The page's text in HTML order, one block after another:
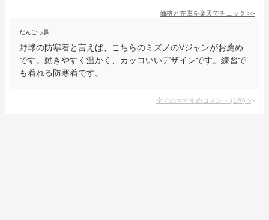
価格と在庫を楽天でチェック >>
だんごっ鼻
野球の防寒着と言えば、こちらのミズノのVジャンがお薦め
です。動きやすく温かく、カッコいいデザインです。練習で
も着れる防寒着です。
全てのおすすめコメント (1件) >